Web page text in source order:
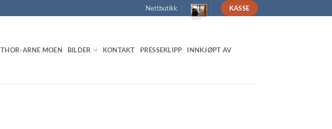
Nettbutikk KASSE
ARNE MOEN BILDER KONTAKT PRESSEKLIPP INNKJØPT AV